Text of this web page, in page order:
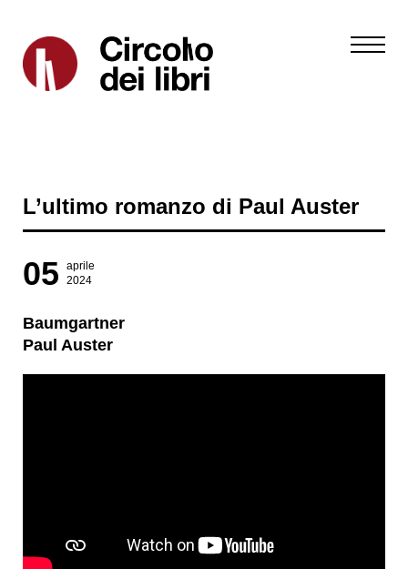
L’ultimo romanzo di Paul Auster
05
aprile
2024
Baumgartner
Paul Auster